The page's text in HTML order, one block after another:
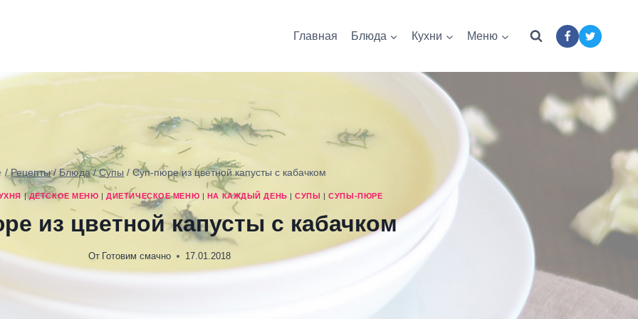
Главная Блюда Кухни Меню
/ Рецепты / Блюда / Супы / Суп-пюре из цветной капусты с кабачком
|ДЕТСКОЕ МЕНЮ |ДИЕТИЧЕСКОЕ МЕНЮ | НА КАЖДЫЙ ДЕНЬ |СУПЫ |СУПЫ-ПЮРЕ
из цветной капусты с кабачком
От Готовим смачно 17.01.2018